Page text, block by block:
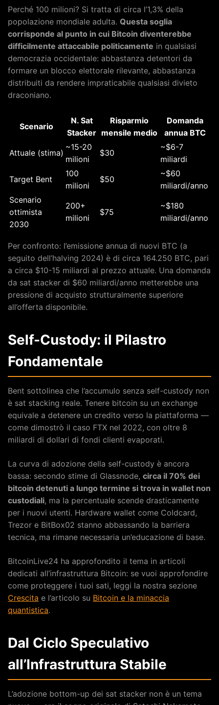
Perché 100 milioni? Si tratta di circa l’1,3% della
popolazione mondiale adulta. Questa soglia
corrisponde al punto in cui Bitcoin diventerebbe
difficilmente attaccabile politicamente in qualsiasi
democrazia occidentale: abbastanza detentori da
formare un blocco elettorale rilevante, abbastanza
distribuiti da rendere impraticabile qualsiasi divieto
draconiano.
Scenario
N. Sat
Stacker
Risparmio
mensile medio
Domanda
annua BTC
Attuale (stima)
~15-20
milioni
$30
~$6-7
miliardi
Target Bent
100
milioni
$50
~$60
miliardi/anno
Scenario
ottimista
2030
200+
milioni
$75
~$180
miliardi/anno
Per confronto: l’emissione annua di nuovi BTC (a
seguito dell’halving 2024) è di circa 164.250 BTC, pari
a circa $10-15 miliardi al prezzo attuale. Una domanda
da sat stacker di $60 miliardi/anno metterebbe una
pressione di acquisto strutturalmente superiore
all’offerta disponibile.
Self-Custody: il Pilastro
Fondamentale
Bent sottolinea che l’accumulo senza self-custody non
è sat stacking reale. Tenere bitcoin su un exchange
equivale a detenere un credito verso la piattaforma —
come dimostrò il caso FTX nel 2022, con oltre 8
miliardi di dollari di fondi clienti evaporati.
La curva di adozione della self-custody è ancora
bassa: secondo stime di Glassnode, circa il 70% dei
bitcoin detenuti a lungo termine si trova in wallet non
custodiali, ma la percentuale scende drasticamente
per i nuovi utenti. Hardware wallet come Coldcard,
Trezor e BitBox02 stanno abbassando la barriera
tecnica, ma rimane necessaria un’educazione di base.
BitcoinLive24 ha approfondito il tema in articoli
dedicati all’infrastruttura Bitcoin: se vuoi approfondire
come proteggere i tuoi sati, leggi la nostra sezione
Crescita e l’articolo su Bitcoin e la minaccia
quantistica.
Dal Ciclo Speculativo
all’Infrastruttura Stabile
L’adozione bottom-up dei sat stacker non è un tema